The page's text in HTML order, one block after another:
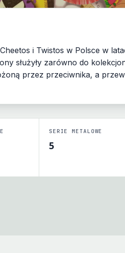
(2001–2005) — z
i Twistos w Polsce w
służyły zarówno do
przez przeciwnika, a
SERIE METALOWE
5